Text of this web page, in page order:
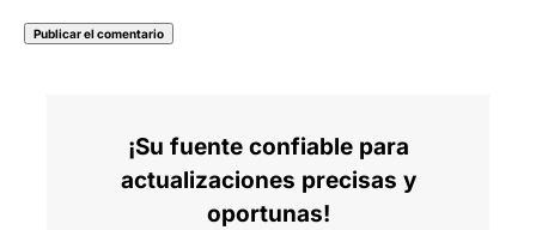
¡Su fuente confiable para
actualizaciones precisas y
oportunas!